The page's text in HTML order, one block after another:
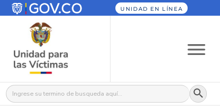
UNIDAD EN LÍNEA
Buscar: Botón